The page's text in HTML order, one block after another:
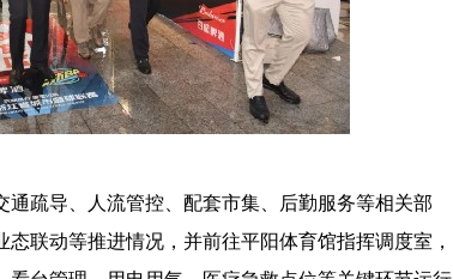
疏导、人流管控、配套市集、后勤服务等相关部
联动等推进情况，并前往平阳体育馆指挥调度室，